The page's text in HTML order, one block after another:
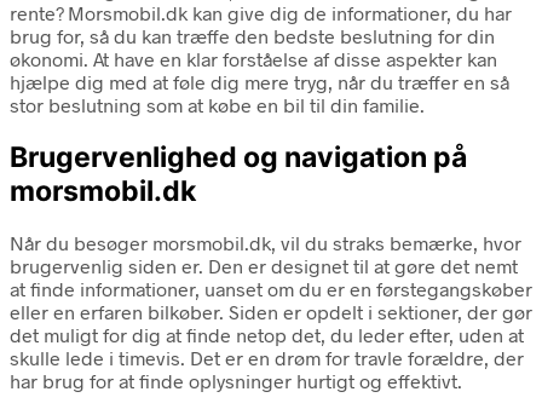
rente? Morsmobil.dk kan give dig de informationer, du har
brug for, så du kan træffe den bedste beslutning for din
økonomi. At have en klar forståelse af disse aspekter kan
hjælpe dig med at føle dig mere tryg, når du træffer en så
stor beslutning som at købe en bil til din familie.
Brugervenlighed og navigation på
morsmobil.dk
Når du besøger morsmobil.dk, vil du straks bemærke, hvor
brugervenlig siden er. Den er designet til at gøre det nemt
at finde informationer, uanset om du er en førstegangskøber
eller en erfaren bilkøber. Siden er opdelt i sektioner, der gør
det muligt for dig at finde netop det, du leder efter, uden at
skulle lede i timevis. Det er en drøm for travle forældre, der
har brug for at finde oplysninger hurtigt og effektivt.